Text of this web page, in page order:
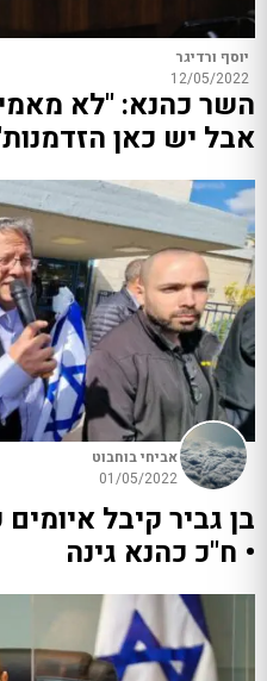
יוסף ורדיגר
12/05/2022
השר כהנא: "לא
אבל יש כאן
אביחי בוחבוט
01/05/2022
בן גביר קיבל
• ח"כ כהנא גינה